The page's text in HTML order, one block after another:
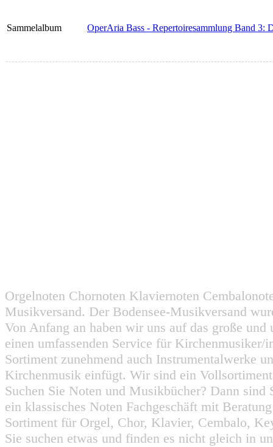
Sammelalbum OperAria Bass - Repertoiresammlung Band 3:
Orgelnoten Chornoten Klaviernoten
Musikversand. Der Bodensee-Musikversand
Von Anfang an haben wir uns auf das große
einen umfassenden Service für
Sortiment zunehmend auch Instrumentalwerke
Kirchenmusik einfügt. Wir sind ein
Suchen Sie Noten und Musikbücher? Dann
ein klassisches Noten Fachgeschäft mit
Sortiment für Orgel, Chor, Klavier, Cembalo,
Sie suchen etwas und finden es nicht gleich in